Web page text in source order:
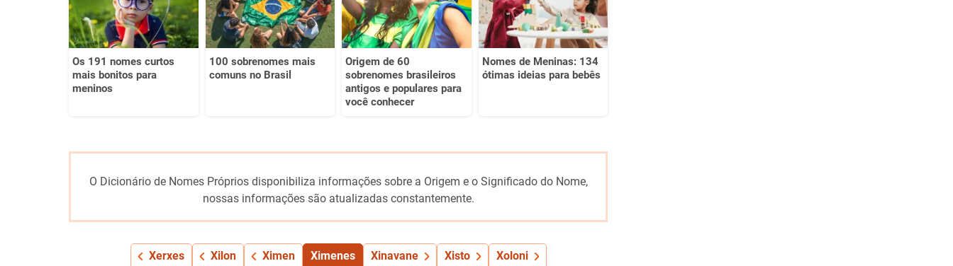
Os 191 nomes curtos
mais bonitos para
meninos
100 sobrenomes mais
comuns no Brasil
Origem de 60
sobrenomes brasileiros
antigos e populares para
você conhecer
Nomes de Meninas: 134
ótimas ideias para bebês
O Dicionário de Nomes Próprios disponibiliza informações sobre a Origem e o Significado do Nome,
nossas informações são atualizadas constantemente.
Xerxes Xilon Ximen Ximenes Xinavane Xisto Xoloni